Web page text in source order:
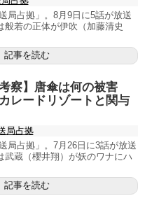
局占拠」。8月9日に5話が放送
般若の正体が伊吹（加藤清史
記事を読む
察】唐傘は何の被害
レードリゾートと関与
局占拠
局占拠」。7月26日に3話が放送
武蔵（櫻井翔）が妖のワナにハ
記事を読む